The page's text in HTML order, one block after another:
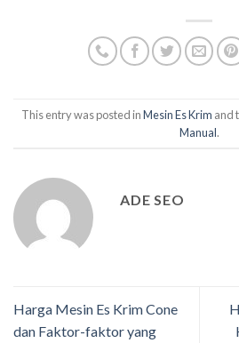
This entry was posted inMesin Es Krim and
Manual.
ADE SEO
Harga Mesin Es Krim Cone
dan Faktor-faktor yang